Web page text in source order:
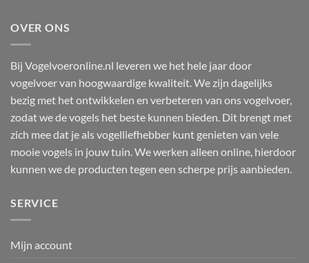
OVER ONS
Bij Vogelvoeronline.nl leveren we het hele jaar door
vogelvoer van hoogwaardige kwaliteit. We zijn dagelijks
bezig met het ontwikkelen en verbeteren van ons vogelvoer,
zodat we de vogels het beste kunnen bieden. Dit brengt met
zich mee dat je als vogelliefhebber kunt genieten van vele
mooie vogels in jouw tuin. We werken alleen online, hierdoor
kunnen we de producten tegen een scherpe prijs aanbieden.
SERVICE
Mijn account